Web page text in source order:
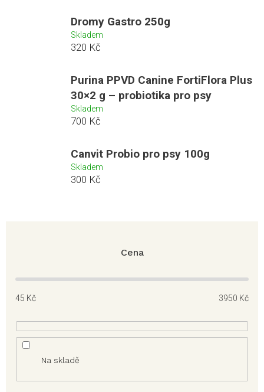
Dromy Gastro 250g
Skladem
320 Kč
Purina PPVD Canine FortiFlora Plus
30×2 g – probiotika pro psy
Skladem
700 Kč
Canvit Probio pro psy 100g
Skladem
300 Kč
Cena
45 Kč 3950 Kč
Na skladě